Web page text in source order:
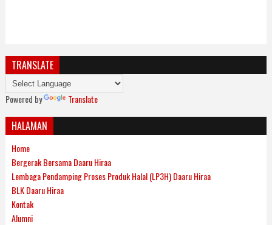
TRANSLATE
Powered by Translate
HALAMAN
Home
Bergerak Bersama Daaru Hiraa
Lembaga Pendamping Proses Produk Halal (LP3H) Daaru Hiraa
BLK Daaru Hiraa
Kontak
Alumni